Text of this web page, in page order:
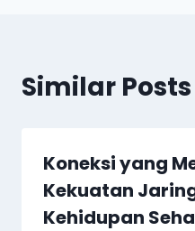
Similar Posts
Koneksi yang
Kekuatan
Kehidupan